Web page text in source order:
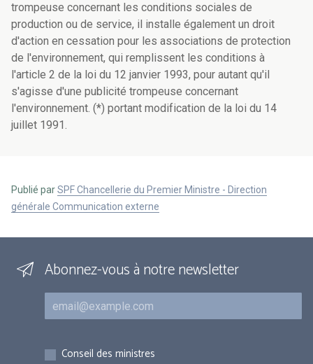
trompeuse concernant les conditions sociales de
production ou de service, il installe également un droit
d'action en cessation pour les associations de protection
de l'environnement, qui remplissent les conditions à
l'article 2 de la loi du 12 janvier 1993, pour autant qu'il
s'agisse d'une publicité trompeuse concernant
l'environnement. (*) portant modification de la loi du 14
juillet 1991.
Publié parSPF Chancellerie du Premier Ministre - Direction
générale Communication externe
Abonnez-vous à notre newsletter
Courriel
Inscriptions
Conseil des ministres